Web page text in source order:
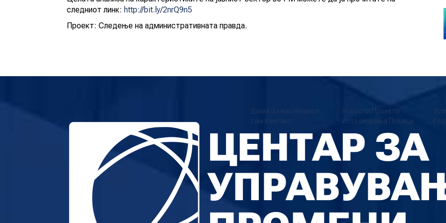
следниот линк: http://bit.ly/2nrQ9n5
Проект: Следење на административната правда.
Дома За нас
Нашиот
тим Контакт
Новости Проекти
Истражувања Повици